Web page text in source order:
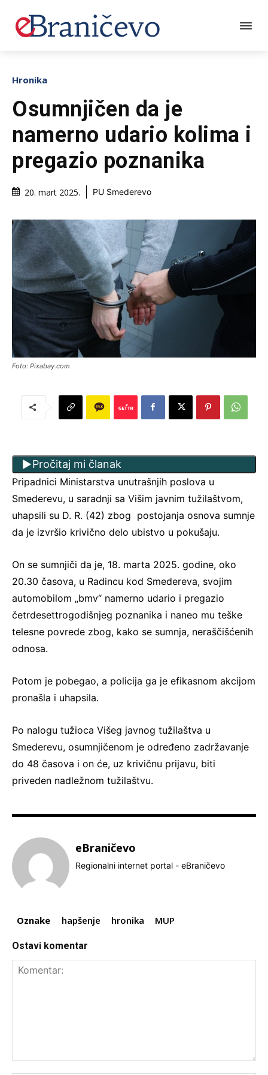
Hronika
Osumnjičen da je
namerno udario kolima i
pregazio poznanika
20. mart 2025. PU Smederevo
Foto: Pixabay.com
Pročitaj mi članak
Pripadnici Ministarstva unutrašnjih poslova u
Smederevu, u saradnji sa Višim javnim tužilaštvom,
uhapsili su D. R. (42) zbog postojanja osnova sumnje
da je izvršio krivično delo ubistvo u pokušaju.
On se sumnjiči da je, 18. marta 2025. godine, oko
20.30 časova, u Radincu kod Smedereva, svojim
automobilom „bmv“ namerno udario i pregazio
četrdesettrogodišnjeg poznanika i naneo mu teške
telesne povrede zbog, kako se sumnja, neraščišćenih
odnosa.
Potom je pobegao, a policija ga je efikasnom akcijom
pronašla i uhapsila.
Po nalogu tužioca Višeg javnog tužilaštva u
Smederevu, osumnjičenom je određeno zadržavanje
do 48 časova i on će, uz krivičnu prijavu, biti
priveden nadležnom tužilaštvu.
eBraničevo
Regionalni internet portal - eBraničevo
Oznake hapšenje hronika MUP
Ostavi komentar